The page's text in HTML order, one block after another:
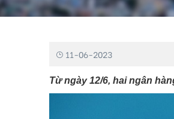
11-06-2023
Từ ngày 12/6, hai ngân